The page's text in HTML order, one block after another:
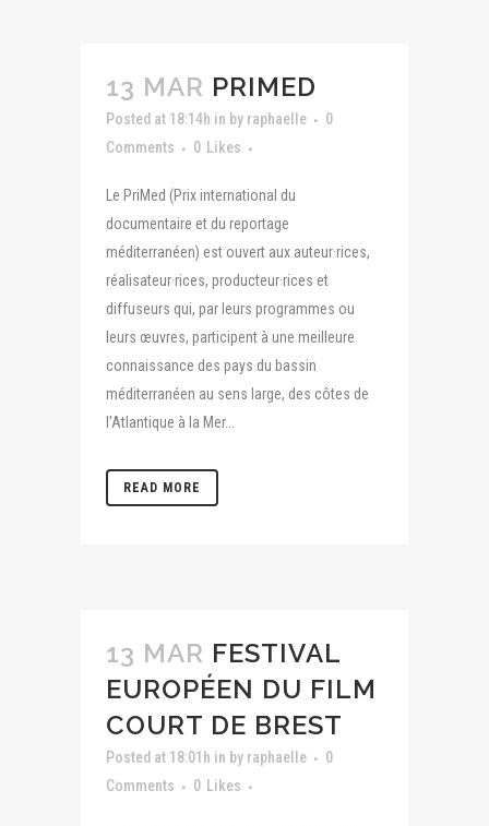
13 MAR PRIMED
Posted at 18:14h in by raphaelle
0
Comments
0 Likes
Le PriMed (Prix international du
documentaire et du reportage
méditerranéen) est ouvert aux auteur·rices,
réalisateur·rices, producteur·rices et
diffuseurs qui, par leurs programmes ou
leurs œuvres, participent à une meilleure
connaissance des pays du bassin
méditerranéen au sens large, des côtes de
l'Atlantique à la Mer...
READ MORE
13 MAR FESTIVAL
EUROPÉEN DU FILM
COURT DE BREST
Posted at 18:01h in by raphaelle
0
Comments
0 Likes